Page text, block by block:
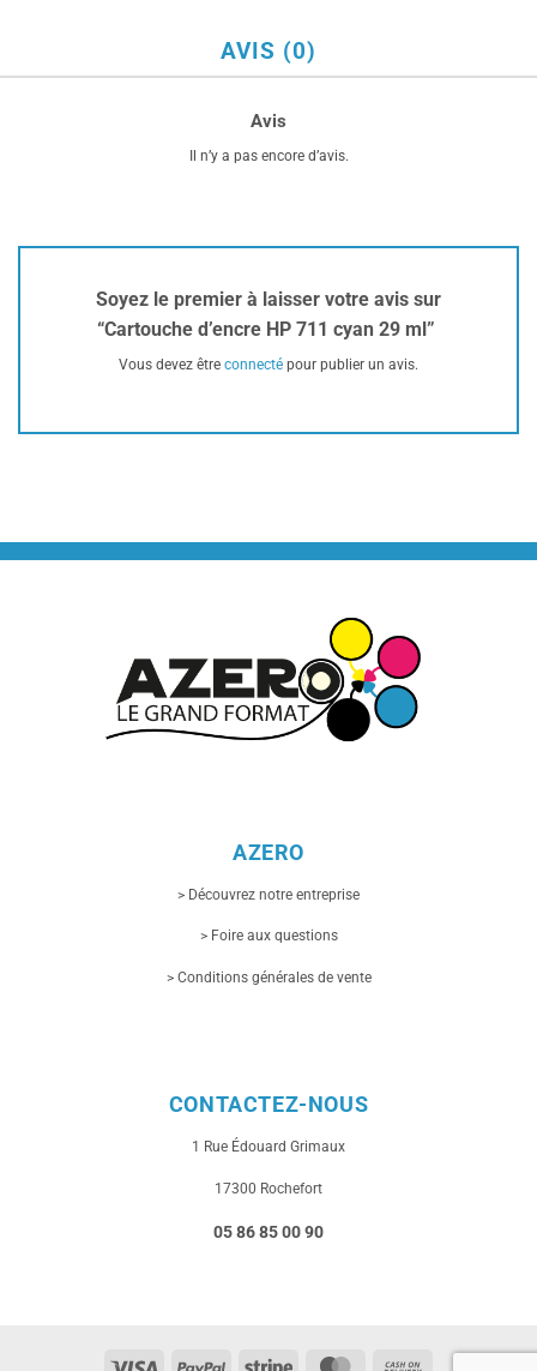
AVIS (0)
Avis
Il n’y a pas encore d’avis.
Soyez le premier à laisser votre avis sur
“Cartouche d’encre HP 711 cyan 29 ml”
Vous devez être connecté pour publier un avis.
AZERO
> Découvrez notre entreprise
> Foire aux questions
> Conditions générales de vente
CONTACTEZ-NOUS
1 Rue Édouard Grimaux
17300 Rochefort
05 86 85 00 90
Visa PayPal Stripe MasterCard